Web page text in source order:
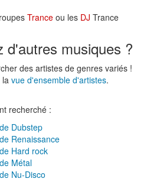
Tranceou les DJ Trance
d'autres musiques ?
des artistes de genres variés !
vue d'ensemble d'artistes.
recherché :
Dubstep
Renaissance
Hard rock
Métal
Nu-Disco